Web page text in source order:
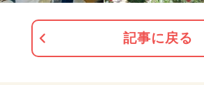
記事に戻る